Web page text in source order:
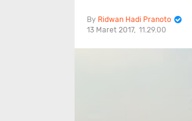
Ridwan Hadi Pranoto
13 Maret 2017 11.29.00